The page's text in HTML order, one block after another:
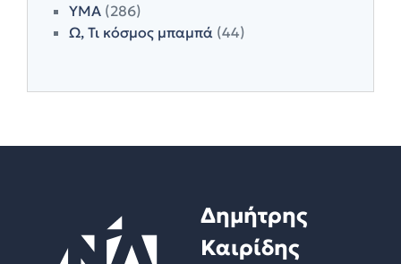
ΥΜΑ (286)
Ω, Τι κόσμος μπαμπά (44)
Δημήτρης
Καιρίδης